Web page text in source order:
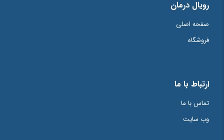
رویال درمان
صفحه اصلی
فروشگاه
ارتباط با ما
تماس با ما
وب سایت